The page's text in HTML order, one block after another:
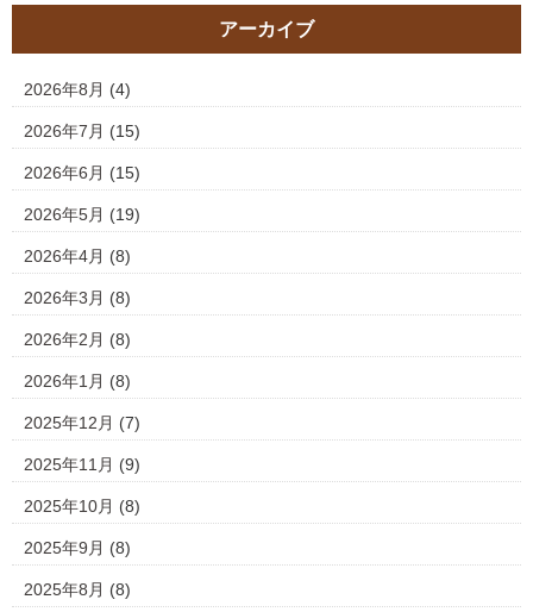
アーカイブ
2026年8月 (4)
2026年7月 (15)
2026年6月 (15)
2026年5月 (19)
2026年4月 (8)
2026年3月 (8)
2026年2月 (8)
2026年1月 (8)
2025年12月 (7)
2025年11月 (9)
2025年10月 (8)
2025年9月 (8)
2025年8月 (8)